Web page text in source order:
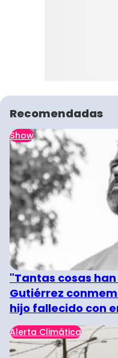
Recomendadas
Show
"Tantas cosas
Gutiérrez
hijo fallecido con
Alerta Climática